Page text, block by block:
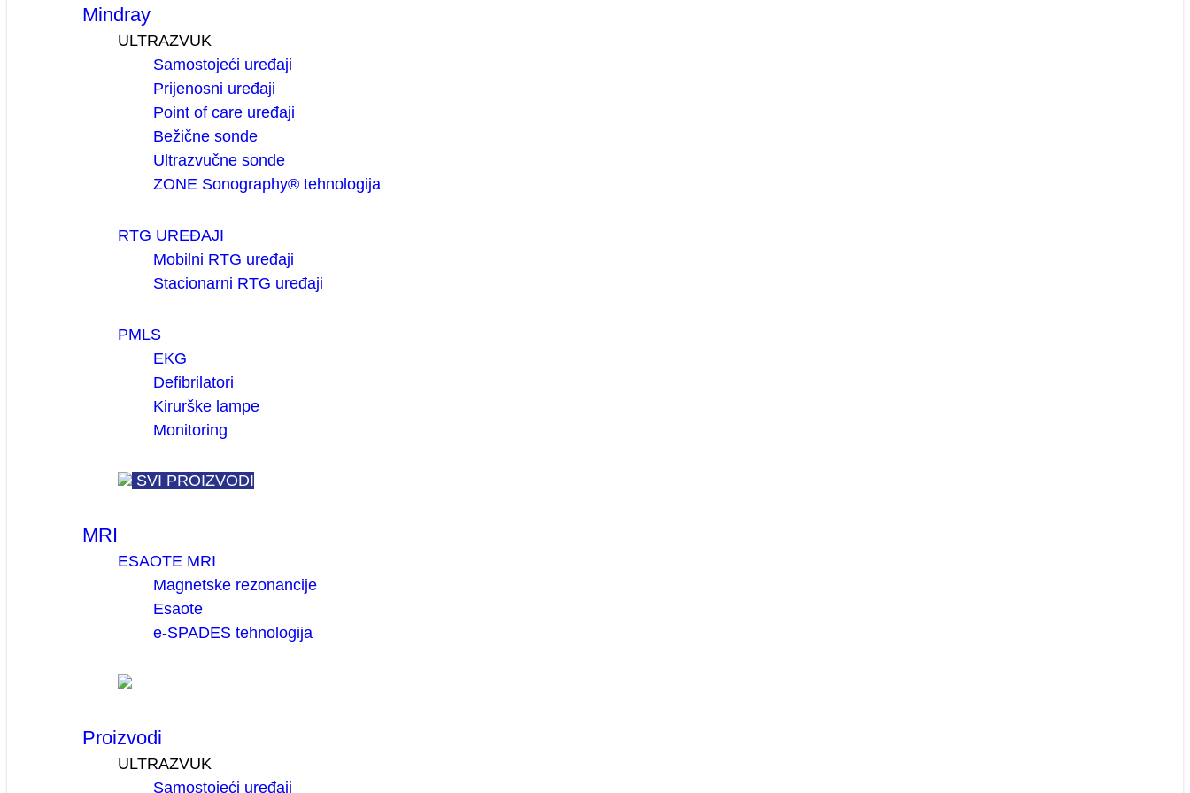
Mindray
ULTRAZVUK
Samostojeći uređaji
Prijenosni uređaji
Point of care uređaji
Bežične sonde
Ultrazvučne sonde
ZONE Sonography® tehnologija
RTG UREĐAJI
Mobilni RTG uređaji
Stacionarni RTG uređaji
PMLS
EKG
Defibrilatori
Kirurške lampe
Monitoring
SVI PROIZVODI
MRI
ESAOTE MRI
Magnetske rezonancije
Esaote
e-SPADES tehnologija
Proizvodi
ULTRAZVUK
Samostojeći uređaji